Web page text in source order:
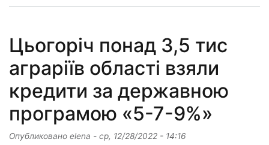
Цьогоріч понад 3,5 тис
аграріїв області взяли
кредити за державною
програмою «5-7-9%»
Опубликовано elena - ср, 12/28/2022 - 14:16